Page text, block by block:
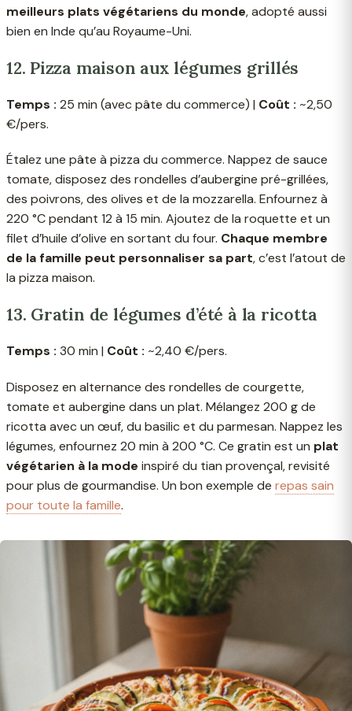
meilleurs plats végétariens du monde, adopté aussi
bien en Inde qu’au Royaume-Uni.
12. Pizza maison aux légumes grillés
Temps : 25 min (avec pâte du commerce) | Coût : ~2,50
€/pers.
Étalez une pâte à pizza du commerce. Nappez de sauce
tomate, disposez des rondelles d’aubergine pré-grillées,
des poivrons, des olives et de la mozzarella. Enfournez à
220 °C pendant 12 à 15 min. Ajoutez de la roquette et un
filet d’huile d’olive en sortant du four. Chaque membre
de la famille peut personnaliser sa part, c’est l’atout de
la pizza maison.
13. Gratin de légumes d’été à la ricotta
Temps : 30 min | Coût : ~2,40 €/pers.
Disposez en alternance des rondelles de courgette,
tomate et aubergine dans un plat. Mélangez 200 g de
ricotta avec un œuf, du basilic et du parmesan. Nappez les
légumes, enfournez 20 min à 200 °C. Ce gratin est un plat
végétarien à la mode inspiré du tian provençal, revisité
pour plus de gourmandise. Un bon exemple de repas sain
pour toute la famille.